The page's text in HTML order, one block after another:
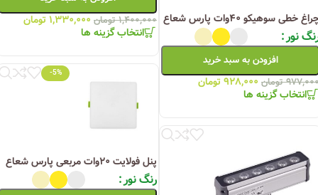
۱,۴۰۰,۰۰۰ تومان ۱,۳۳۰,۰۰۰ تومان
انتخاب گزینه ها
خطی سوهیکو ۴۰وات پارس شعاع
نور
افزودن به سبد خرید
تومان ۹۲۸,۰۰۰تومان
انتخاب گزینه ها
-5%
پنل فولایت ۲۰وات مربعی پارس شعاع
رنگ نور